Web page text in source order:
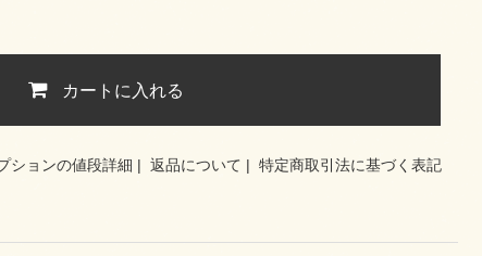
カートに入れる
ションの値段詳細 | 返品について | 特定商取引法に基づく表記